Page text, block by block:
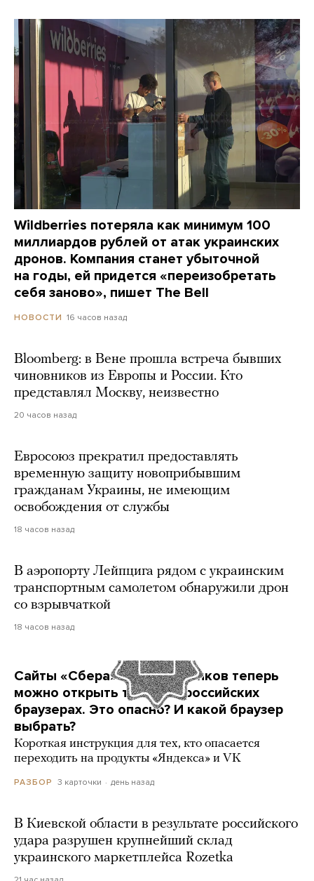
Wildberries потеряла как минимум 100
миллиардов рублей от атак украинских
дронов. Компания станет убыточной
на годы, ей придется «переизобретать
себя заново», пишет The Bell
НОВОСТИ 16 часов назад
Bloomberg: в Вене прошла встреча бывших
чиновников из Европы и России. Кто
представлял Москву, неизвестно
20 часов назад
Евросоюз прекратил предоставлять
временную защиту новоприбывшим
гражданам Украины, не имеющим
освобождения от службы
18 часов назад
В аэропорту Лейпцига рядом с украинским
транспортным самолетом обнаружили дрон
со взрывчаткой
18 часов назад
Сайты «Сбера» и других банков теперь
можно открыть только в российских
браузерах. Это опасно? И какой браузер
выбрать?
Короткая инструкция для тех, кто опасается
переходить на продукты «Яндекса» и VK
РАЗБОР 3 карточки день назад
В Киевской области в результате российского
удара разрушен крупнейший склад
украинского маркетплейса Rozetka